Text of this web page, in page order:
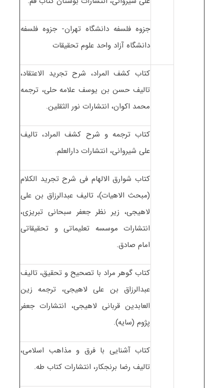
جزوه فلسفه دانشگاه تهران- جزوه فلسفه
دانشگاه آزاد واحد علوم تحقیقات
کتاب کشف المراد، شرح تجرید الاعتقاد،
تالیف حسن بن یوسف علامه حلی، ترجمه
محمد اکوان، انتشارات نور الثقلین.
کتاب ترجمه و شرح کشف المراد، تالیف
علی شیروانی، انتشارات دارالعلم.
کتاب شوارق الالهام فی شرح تجرید الکلام
(مبحث الاهیات)، تالیف عبدالرزاق بن علی
لاهیجی، زیر نظر جعفر سبحانی تبریزی،
انتشارات موسسه تعلیماتی و تحقیقاتی
امام صادق.
کتاب گوهر مراد با تصحیح و تحقیق، تالیف
عبدالرزاق بن علی لاهیجی، ترجمه زین
العابدین قربانی لاهیجی، انتشارات جعفر
پژوم (سایه).
کتاب آشنایی با فرق و مذاهب اسلامی،
تالیف رضا برنجکار، انتشارات کتاب طه.